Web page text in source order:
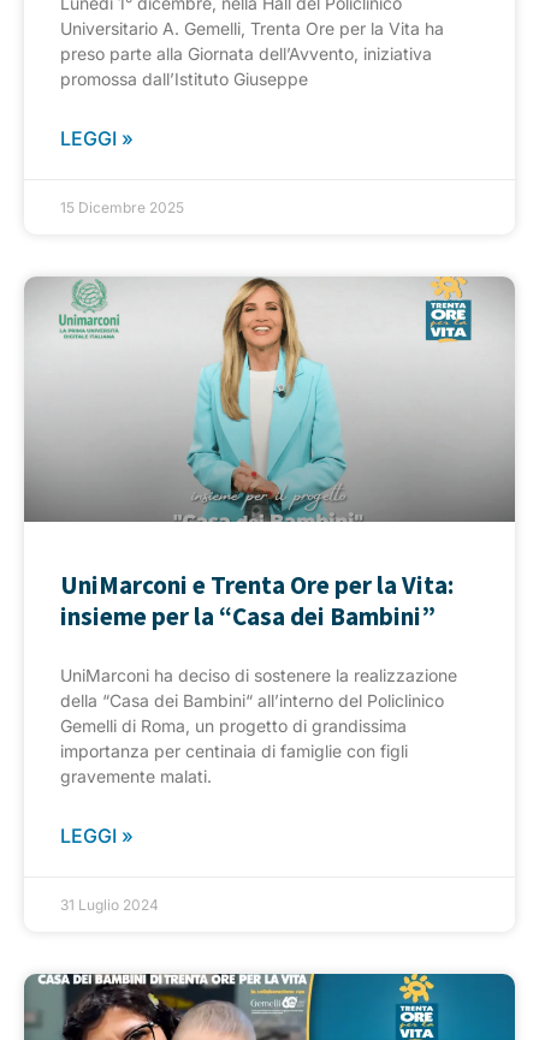
Universitario A. Gemelli, Trenta Ore per la Vita ha
preso parte alla Giornata dell’Avvento, iniziativa
promossa dall’Istituto Giuseppe
LEGGI »
15 Dicembre 2025
UniMarconi e Trenta Ore per la Vita:
insieme per la “Casa dei Bambini”
UniMarconi ha deciso di sostenere la realizzazione
della “Casa dei Bambini“ all’interno del Policlinico
Gemelli di Roma, un progetto di grandissima
importanza per centinaia di famiglie con figli
gravemente malati.
LEGGI »
31 Luglio 2024